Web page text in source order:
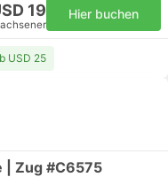
19 Hier buchen
USD 25
| Zug #C6575